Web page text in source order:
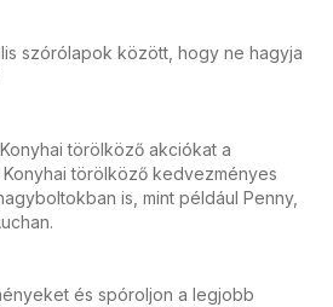
szórólapok között, hogy ne hagyja
törölköző akciókat a
törölköző kedvezményes
is, mint például Penny,
és spóroljon a legjobb